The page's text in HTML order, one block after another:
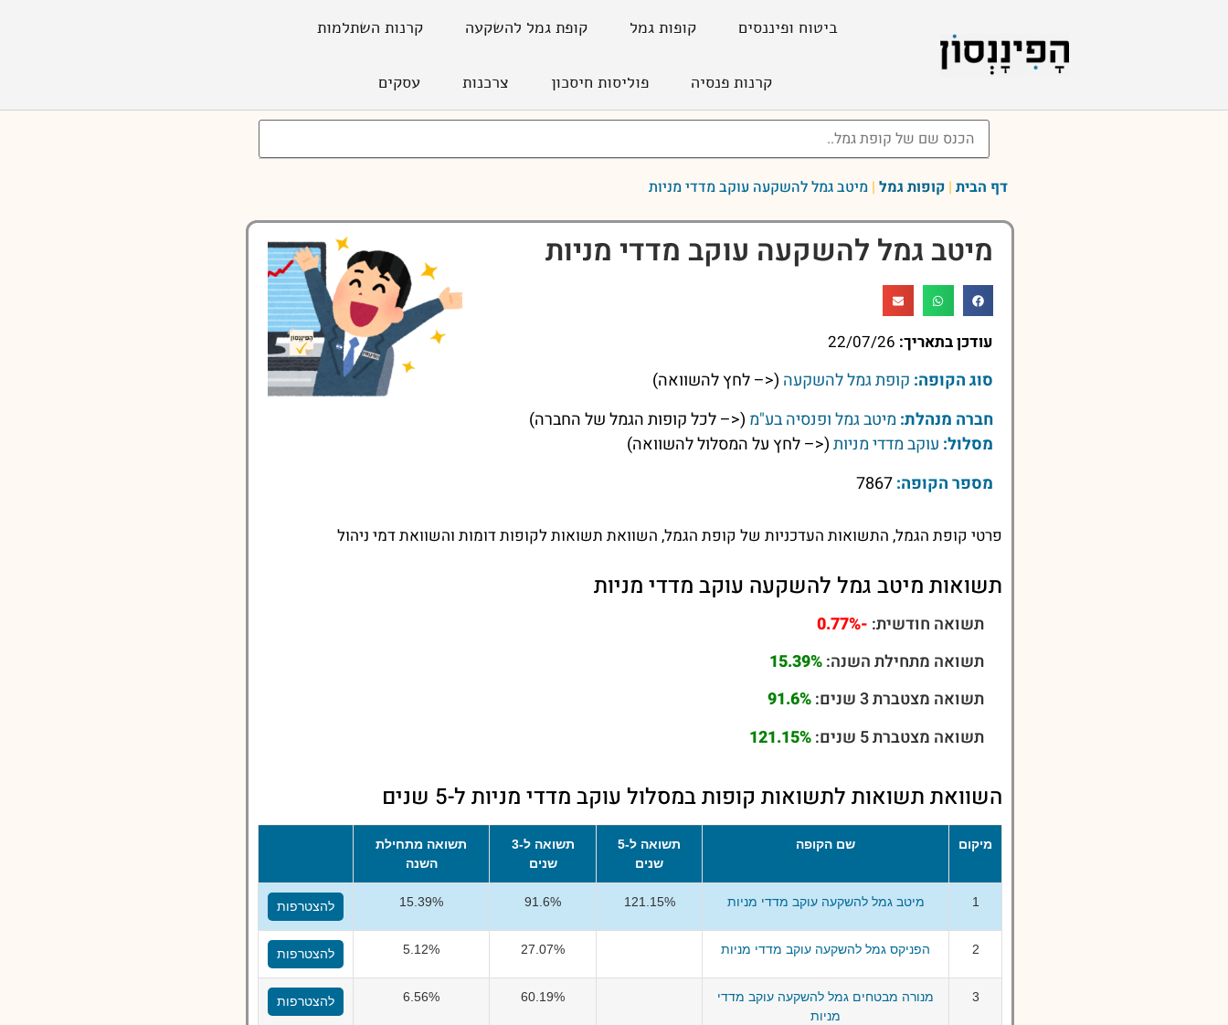
ביטוח ופיננסים קופות גמל קופת גמל להשקעה קרנות השתלמות
קרנות פנסיה פוליסות חיסכון צרכנות עסקים
דף הבית | קופות גמל | מיטב גמל להשקעה עוקב מדדי מניות
מיטב גמל להשקעה עוקב מדדי מניות
עודכן בתאריך: 22/07/26
סוג הקופה: קופת גמל להשקעה (<– לחץ להשוואה)
חברה מנהלת: מיטב גמל ופנסיה בע"מ (<– לכל קופות הגמל של החברה)
מסלול: עוקב מדדי מניות(<– לחץ על המסלול להשוואה)
מספר הקופה:
פרטי קופת הגמל, התשואות העדכניות של קופת הגמל, השוואת תשואות לקופות דומות והשוואת דמי ניהול
תשואות מיטב גמל להשקעה עוקב מדדי מניות
תשואה חודשית: -0.77%
תשואה מתחילת השנה:15.39%
תשואה מצטברת 3 שנים:
91.6%
תשואה מצטברת 5 שנים:
121.15%
השוואת תשואות לתשואות קופות במסלול עוקב מדדי מניות ל-5 שנים
מיקום שם הקופה
תשואה ל-5
שנים
תשואה ל-3
שנים
תשואה מתחילת
השנה
1 מיטב גמל להשקעה עוקב מדדי מניות 121.15%
91.6%
15.39% להצטרפות
2 הפניקס גמל להשקעה עוקב מדדי מניות 27.07%
5.12% להצטרפות
3
מנורה מבטחים גמל להשקעה עוקב מדדי
מניות
60.19%
6.56% להצטרפות